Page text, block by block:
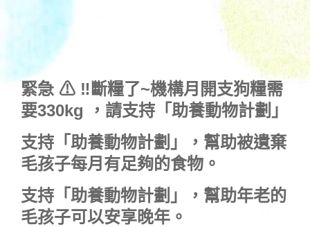
緊急 ⚠ ‼斷糧了~機構月開支狗糧需
要330kg ， 請支持「助養動物計劃」
支持 「助養動物計劃」
，幫助被遺棄
毛孩子每月有足夠的食物。
支持 「助養動物計劃」
，幫助年老的
毛孩子可以安享晚年。